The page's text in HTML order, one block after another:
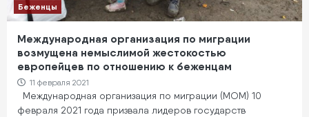
Беженцы
Международная организация по миграции
возмущена немыслимой жестокостью
европейцев по отношению к беженцам
11 февраля 2021
Международная организация по миграции (МОМ) 10
февраля 2021 года призвала лидеров государств